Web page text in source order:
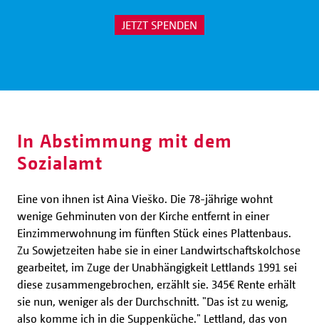
JETZT SPENDEN
In Abstimmung mit dem
Sozialamt
Eine von ihnen ist Aina Vieško. Die 78-jährige wohnt
wenige Gehminuten von der Kirche entfernt in einer
Einzimmerwohnung im fünften Stück eines Plattenbaus.
Zu Sowjetzeiten habe sie in einer Landwirtschaftskolchose
gearbeitet, im Zuge der Unabhängigkeit Lettlands 1991 sei
diese zusammengebrochen, erzählt sie. 345€ Rente erhält
sie nun, weniger als der Durchschnitt. "Das ist zu wenig,
also komme ich in die Suppenküche." Lettland, das von